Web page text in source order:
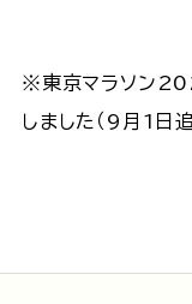
※東京マラソン
しました（9月1日追